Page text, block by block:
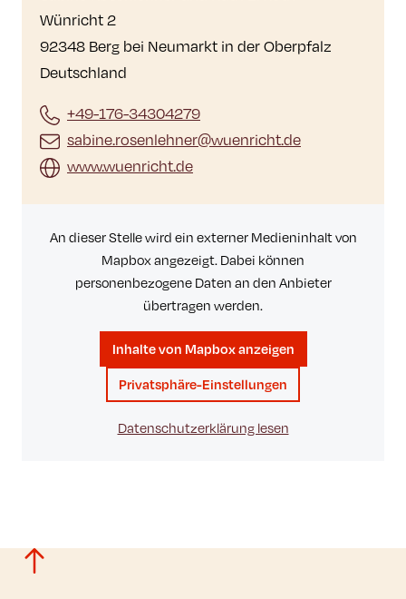
Wünricht 2
92348 Berg bei Neumarkt in der Oberpfalz
Deutschland
+49-176-34304279
sabine.rosenlehner@wuenricht.de
www.wuenricht.de
An dieser Stelle wird ein externer Medieninhalt von
Mapbox angezeigt. Dabei können
personenbezogene Daten an den Anbieter
übertragen werden.
Inhalte von Mapbox anzeigen
Privatsphäre-Einstellungen
Datenschutzerklärung lesen